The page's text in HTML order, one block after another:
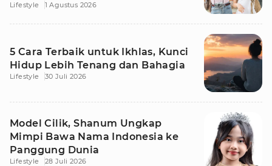
Lifestyle 1 Agustus 2026
5 Cara Terbaik untuk Ikhlas, Kunci
Hidup Lebih Tenang dan Bahagia
Lifestyle 30 Juli 2026
Model Cilik, Shanum Ungkap
Mimpi Bawa Nama Indonesia ke
Panggung Dunia
Lifestyle 28 Juli 2026